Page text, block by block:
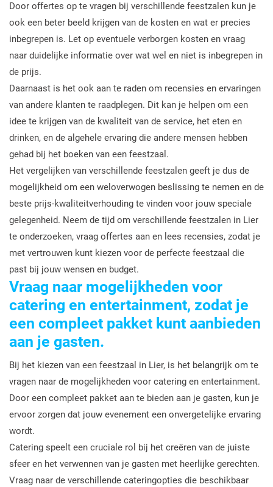
Door offertes op te vragen bij verschillende feestzalen kun je
ook een beter beeld krijgen van de kosten en wat er precies
inbegrepen is. Let op eventuele verborgen kosten en vraag
naar duidelijke informatie over wat wel en niet is inbegrepen in
de prijs.
Daarnaast is het ook aan te raden om recensies en ervaringen
van andere klanten te raadplegen. Dit kan je helpen om een
idee te krijgen van de kwaliteit van de service, het eten en
drinken, en de algehele ervaring die andere mensen hebben
gehad bij het boeken van een feestzaal.
Het vergelijken van verschillende feestzalen geeft je dus de
mogelijkheid om een weloverwogen beslissing te nemen en de
beste prijs-kwaliteitverhouding te vinden voor jouw speciale
gelegenheid. Neem de tijd om verschillende feestzalen in Lier
te onderzoeken, vraag offertes aan en lees recensies, zodat je
met vertrouwen kunt kiezen voor de perfecte feestzaal die
past bij jouw wensen en budget.
Vraag naar mogelijkheden voor
catering en entertainment, zodat je
een compleet pakket kunt aanbieden
aan je gasten.
Bij het kiezen van een feestzaal in Lier, is het belangrijk om te
vragen naar de mogelijkheden voor catering en entertainment.
Door een compleet pakket aan te bieden aan je gasten, kun je
ervoor zorgen dat jouw evenement een onvergetelijke ervaring
wordt.
Catering speelt een cruciale rol bij het creëren van de juiste
sfeer en het verwennen van je gasten met heerlijke gerechten.
Vraag naar de verschillende cateringopties die beschikbaar